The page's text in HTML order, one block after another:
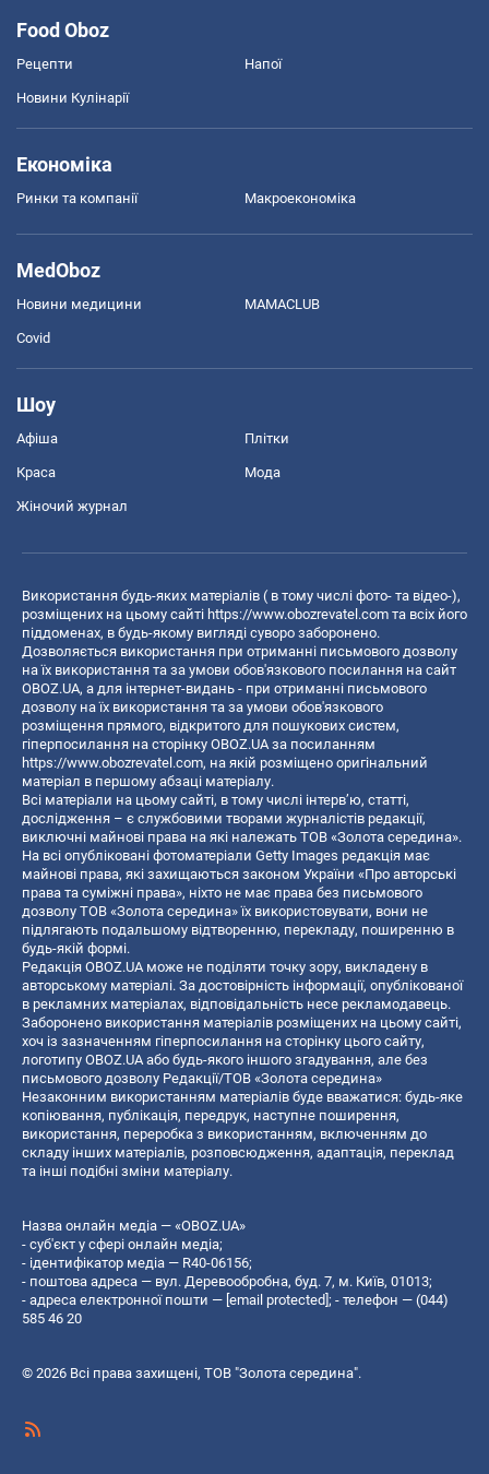
Food Oboz
Рецепти Напої
Новини Кулінарії
Економіка
Ринки та компанії Макроекономіка
MedOboz
Новини медицини MAMACLUB
Covid
Шоу
Афіша Плітки
Краса Мода
Жіночий журнал
Використання будь-яких матеріалів ( в тому числі фото- та відео-),
розміщених на цьому сайті https://www.obozrevatel.com та всіх його
піддоменах, в будь-якому вигляді суворо заборонено.
Дозволяється використання при отриманні письмового дозволу
на їх використання та за умови обов'язкового посилання на сайт
OBOZ.UA, а для інтернет-видань - при отриманні письмового
дозволу на їх використання та за умови обов'язкового
розміщення прямого, відкритого для пошукових систем,
гіперпосилання на сторінку OBOZ.UA за посиланням
https://www.obozrevatel.com, на якій розміщено оригінальний
матеріал в першому абзаці матеріалу.
Всі матеріали на цьому сайті, в тому числі інтерв’ю, статті,
дослідження – є службовими творами журналістів редакції,
виключні майнові права на які належать ТОВ «Золота середина».
На всі опубліковані фотоматеріали Getty Images редакція має
майнові права, які захищаються законом України «Про авторські
права та суміжні права», ніхто не має права без письмового
дозволу ТОВ «Золота середина» їх використовувати, вони не
підлягають подальшому відтворенню, перекладу, поширенню в
будь-якій формі.
Редакція OBOZ.UA може не поділяти точку зору, викладену в
авторському матеріалі. За достовірність інформації, опублікованої
в рекламних матеріалах, відповідальність несе рекламодавець.
Заборонено використання матеріалів розміщених на цьому сайті,
хоч із зазначенням гіперпосилання на сторінку цього сайту,
логотипу OBOZ.UA або будь-якого іншого згадування, але без
письмового дозволу Редакції/ТОВ «Золота середина»
Незаконним використанням матеріалів буде вважатися: будь-яке
копiювання, публiкацiя, передрук, наступне поширення,
використання, переробка з використанням, включенням до
складу інших матеріалів, розповсюдження, адаптація, переклад
та інші подібні зміни матеріалу.
Назва онлайн медіа — «OBOZ.UA»
- суб'єкт у сфері онлайн медіа;
- ідентифікатор медіа — R40-06156;
- поштова адреса — вул. Деревообробна, буд. 7, м. Київ, 01013;
- адреса електронної пошти — [email protected] ; - телефон — (044)
585 46 20
© 2026 Всі права захищені, ТОВ "Золота середина".